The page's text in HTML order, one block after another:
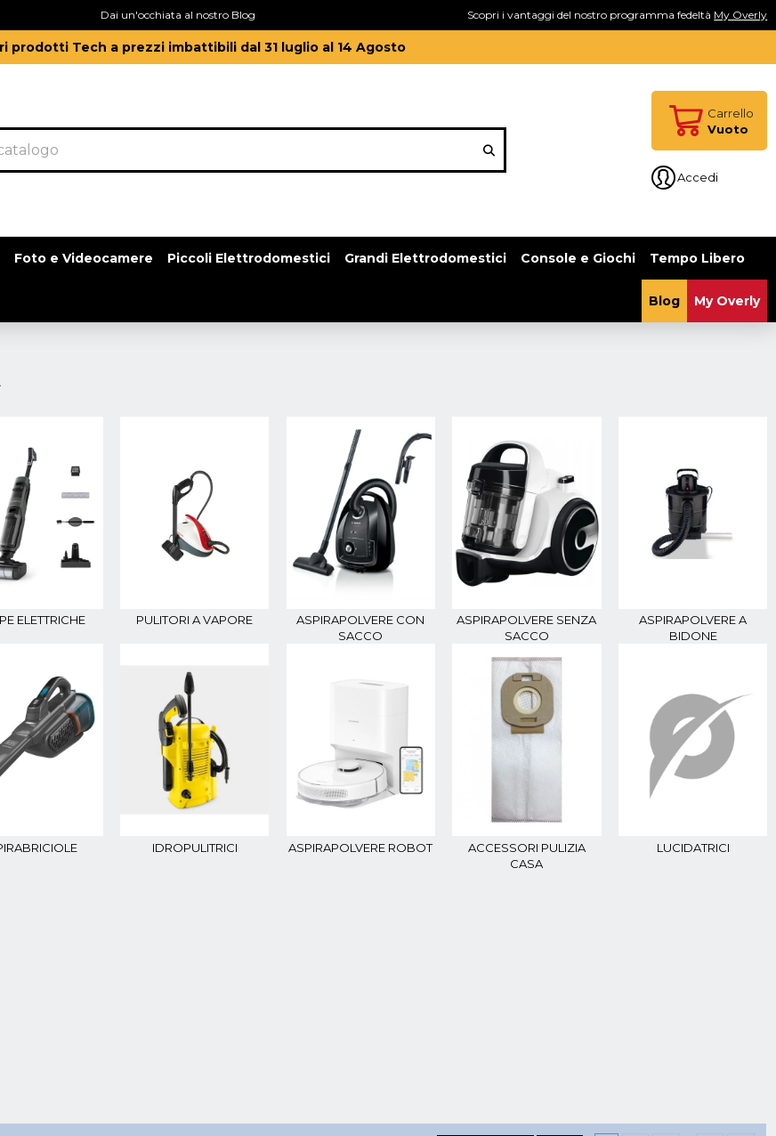
Dai un'occhiata al nostro Blog Scopri i vantaggi del nostro programma fedeltà My Overly
prodotti Tech a prezzi imbattibili dal 31 luglio al 14 Agosto
Carrello
Vuoto
Accedi
Foto e Videocamere Piccoli Elettrodomestici Grandi Elettrodomestici Console e Giochi Tempo Libero
My Overly
Blog
ELETTRICHE PULITORI A VAPORE
ASPIRAPOLVERE CON
SACCO
ASPIRAPOLVERE SENZA
SACCO
ASPIRAPOLVERE A
BIDONE
IDROPULITRICI ASPIRAPOLVERE ROBOT
ACCESSORI PULIZIA
CASA
LUCIDATRICI